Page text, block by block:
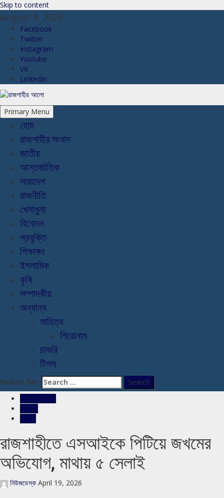
Skip to content
August 8, 2026
Facebook
Twitter
Instagram
Youtube
VK
LinkedIn
Primary Menu
হোম
রাজশাহীর সংবাদ
জাতীয়
আন্তর্জাতিক
সারাদেশ
রাজনীতি
খেলাধুলা
বিনোদন
প্রযুক্তি
শিক্ষাঙ্গন
ইসলামিক
কৃষি
সম্পাদকীয়
অন্যান্য
সাহিত্য
শিরোনাম
চাকরি
টিপস
Search for:
রাজশাহীতে এসআইকে পিটিয়ে জখমের
অভিযোগ, মাথায় ৫ সেলাই
নিউজডেস্ক April 19, 2026